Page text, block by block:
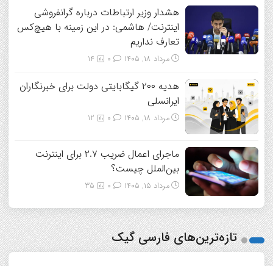
هشدار وزیر ارتباطات درباره گرانفروشی
اینترنت/ هاشمی: در این زمینه با هیچ‌کس
تعارف نداریم
مرداد ۱۸, ۱۴۰۵ 14
هدیه ۲۰۰ گیگابایتی دولت برای خبرنگاران
ایرانسلی
مرداد ۱۸, ۱۴۰۵ 12
ماجرای اعمال ضریب ۲.۷ برای اینترنت
بین‌الملل چیست؟
مرداد ۱۵, ۱۴۰۵ 35
تازه‌ترین‌های فارسی گیک